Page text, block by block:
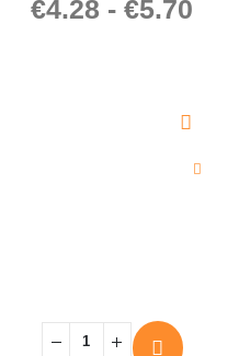
0out of 5
€4.28 - €5.70